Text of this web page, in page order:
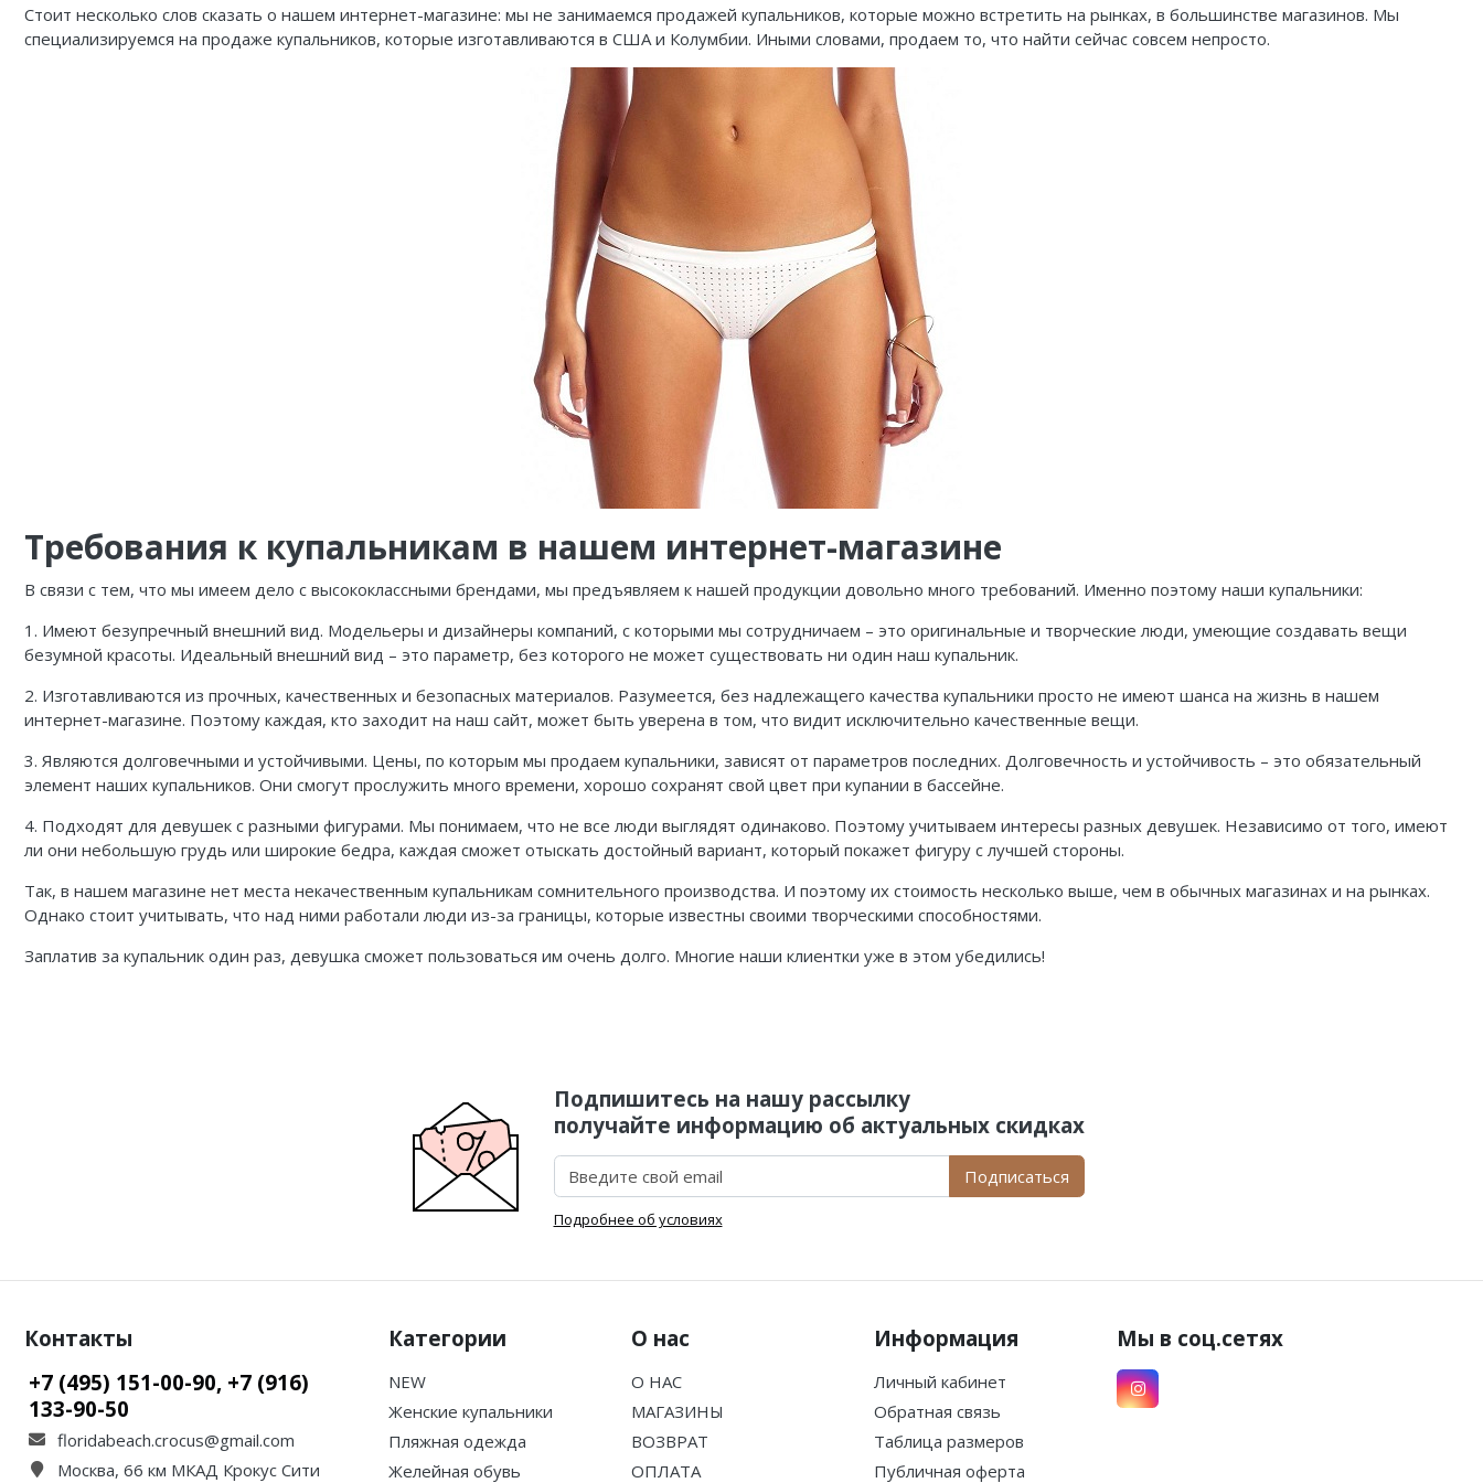
Стоит несколько слов сказать о нашем интернет-магазине: мы не занимаемся продажей купальников, которые можно встретить на рынках, в большинстве магазинов. Мы
специализируемся на продаже купальников, которые изготавливаются в США и Колумбии. Иными словами, продаем то, что найти сейчас совсем непросто.
Требования к купальникам в нашем интернет-магазине
В связи с тем, что мы имеем дело с высококлассными брендами, мы предъявляем к нашей продукции довольно много требований. Именно поэтому наши купальники:
1. Имеют безупречный внешний вид. Модельеры и дизайнеры компаний, с которыми мы сотрудничаем – это оригинальные и творческие люди, умеющие создавать вещи
безумной красоты. Идеальный внешний вид – это параметр, без которого не может существовать ни один наш купальник.
2. Изготавливаются из прочных, качественных и безопасных материалов. Разумеется, без надлежащего качества купальники просто не имеют шанса на жизнь в нашем
интернет-магазине. Поэтому каждая, кто заходит на наш сайт, может быть уверена в том, что видит исключительно качественные вещи.
3. Являются долговечными и устойчивыми. Цены, по которым мы продаем купальники, зависят от параметров последних. Долговечность и устойчивость – это обязательный
элемент наших купальников. Они смогут прослужить много времени, хорошо сохранят свой цвет при купании в бассейне.
4. Подходят для девушек с разными фигурами. Мы понимаем, что не все люди выглядят одинаково. Поэтому учитываем интересы разных девушек. Независимо от того, имеют
ли они небольшую грудь или широкие бедра, каждая сможет отыскать достойный вариант, который покажет фигуру с лучшей стороны.
Так, в нашем магазине нет места некачественным купальникам сомнительного производства. И поэтому их стоимость несколько выше, чем в обычных магазинах и на рынках.
Однако стоит учитывать, что над ними работали люди из-за границы, которые известны своими творческими способностями.
Заплатив за купальник один раз, девушка сможет пользоваться им очень долго. Многие наши клиентки уже в этом убедились!
Подпишитесь на нашу рассылку
получайте информацию об актуальных скидках
Подписаться
Подробнее об условиях
Контакты
+7 (495) 151-00-90, +7 (916)
133-90-50
floridabeach.crocus@gmail.com
Москва, 66 км МКАД Крокус Сити
Категории
NEW
Женские купальники
Пляжная одежда
Желейная обувь
О нас
О НАС
МАГАЗИНЫ
ВОЗВРАТ
ОПЛАТА
Информация
Личный кабинет
Обратная связь
Таблица размеров
Публичная оферта
Мы в соц.сетях
Купальники с плавками слипы
Nuria Ferrer